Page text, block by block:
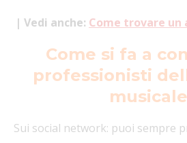
| Vedi anche: Come trovare un
Come si fa a
professionisti
Sui social network: puoi sempre